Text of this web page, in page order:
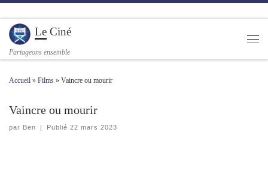
Passer au contenu
Le Ciné
Partageons ensemble
Accueil » Films » Vaincre ou mourir
Vaincre ou mourir
par Ben | Publié 22 mars 2023